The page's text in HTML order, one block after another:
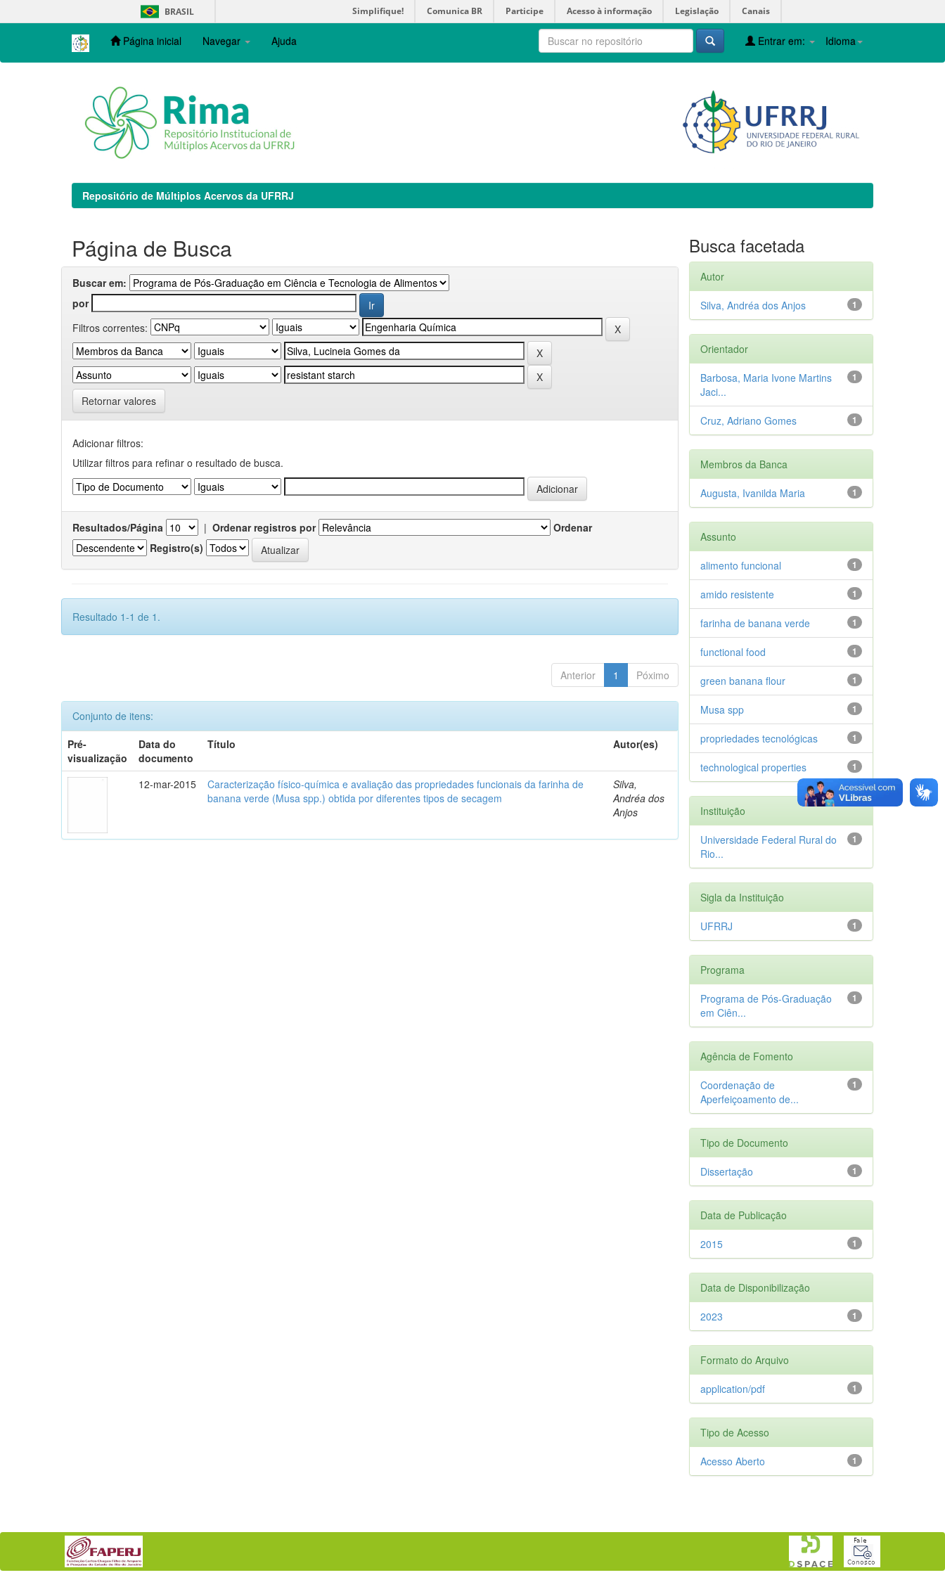
navigation
BRASIL Simplifique! Comunica BR Participe Acesso à informação Legislação Canais
Página inicial Navegar Ajuda Idioma
Entrar em:
Repositório de Múltiplos Acervos da UFRRJ
Página de Busca
Buscar em:
por
Filtros correntes:
Retornar valores
Adicionar filtros:
Utilizar filtros para refinar o resultado de busca.
Resultados/Página | Ordenar registros por
Ordenar
Registro(s)
Resultado 1-1 de 1.
Anterior 1 Póximo
Conjunto de itens:
Pré-
visualização
Data do
documento
Título Autor(es)
12-mar-2015
Caracterização físico-química e avaliação das propriedades funcionais da farinha de
banana verde (Musa spp.) obtida por diferentes tipos de secagem
Silva,
Andréa dos
Anjos
Busca facetada
Autor
1
Silva, Andréa dos Anjos
Orientador
1
Barbosa, Maria Ivone Martins
Jaci...
1
Cruz, Adriano Gomes
Membros da Banca
1
Augusta, Ivanilda Maria
Assunto
1
alimento funcional
1
amido resistente
1
farinha de banana verde
1
functional food
1
green banana flour
1
Musa spp
1
propriedades tecnológicas
1
technological properties
Instituição
1
Universidade Federal Rural do
Rio...
Sigla da Instituição
1
UFRRJ
Programa
1
Programa de Pós-Graduação
em Ciên...
Agência de Fomento
1
Coordenação de
Aperfeiçoamento de...
Tipo de Documento
1
Dissertação
Data de Publicação
1
2015
Data de Disponibilização
1
2023
Formato do Arquivo
1
application/pdf
Tipo de Acesso
1
Acesso Aberto